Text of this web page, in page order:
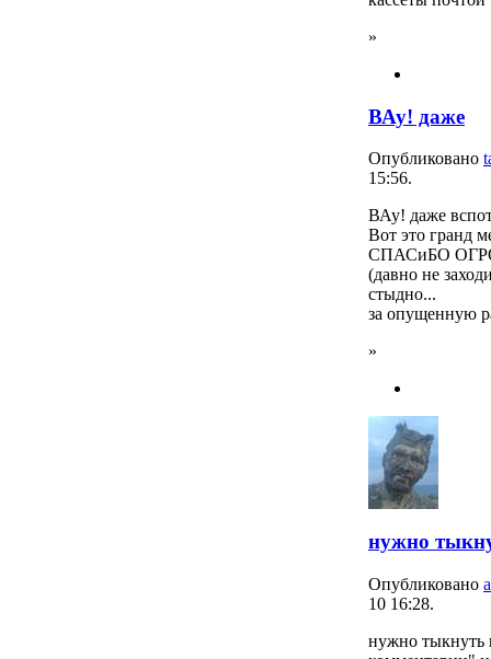
»
ВАу! даже
Опубликовано
15:56.
ВАу! даже
Вот это гранд
СПАСиБО
(давно не
стыдно...
за опущенную
»
нужно
Опубликовано
10 16:28.
нужно тыкнуть